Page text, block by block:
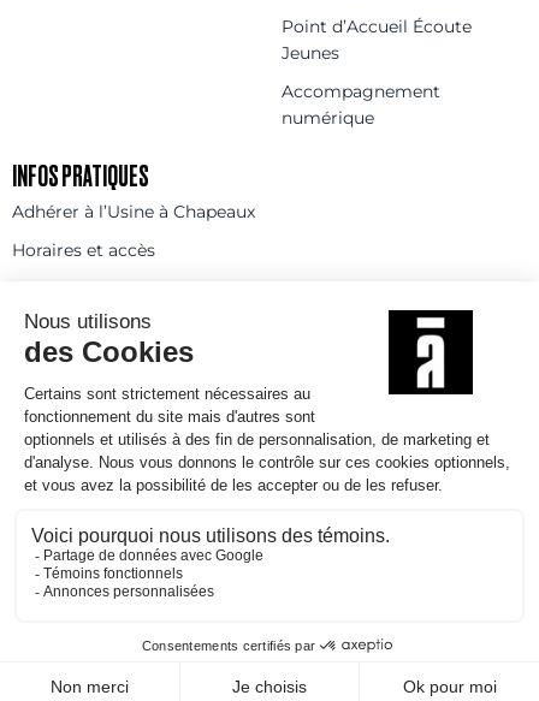
Point d’Accueil Écoute
Jeunes
Accompagnement
numérique
INFOS PRATIQUES
Adhérer à l’Usine à Chapeaux
Horaires et accès
FAQ
Contact
Statuts Règlement intérieur
Partenaires et réseaux
Espace presse
Rejoignez-nous
© 2025
Politique de confidentialité